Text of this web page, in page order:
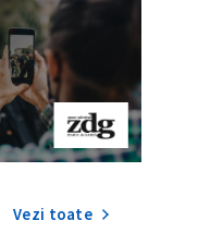
Vezi toate